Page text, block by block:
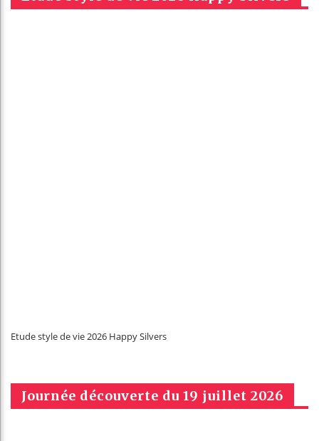
Etude style de vie 2026 Happy Silvers
Journée découverte du 19 juillet 2026